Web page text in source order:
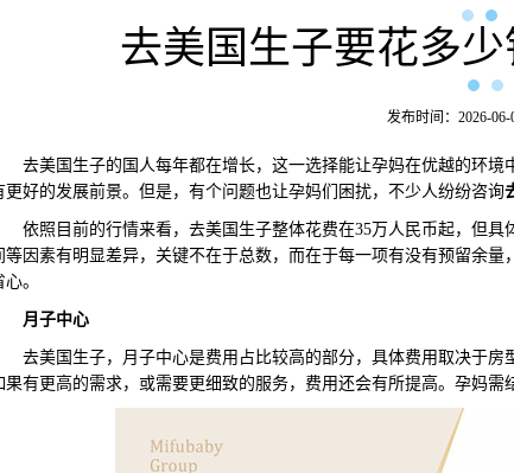
去美国生子要花多
发布时间：2026-06-
美国生子的国人每年都在增长，这一选择能让孕妈在优越的环境
更好的发展前景。但是，有个问题也让孕妈们困扰，不少人纷纷咨询
照目前的行情来看，去美国生子整体花费在35万人民币起，但具
等因素有明显差异，关键不在于总数，而在于每一项有没有预留余
心。
月子中心
美国生子，月子中心是费用占比较高的部分，具体费用取决于房
果有更高的需求，或需要更细致的服务，费用还会有所提高。孕妈需